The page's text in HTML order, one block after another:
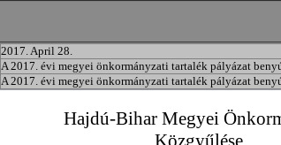
2017. April 28.
A 2017. évi megyei önkormányzati tartalék pályázat
A 2017. évi megyei önkormányzati tartalék pályázat